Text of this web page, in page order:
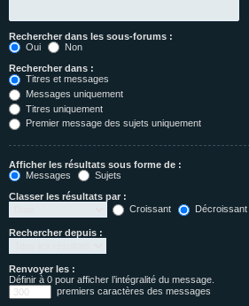
Rechercher dans les sous-forums :
Oui
Non
Rechercher dans :
Titres et messages
Messages uniquement
Titres uniquement
Premier message des sujets uniquement
Afficher les résultats sous forme de :
Messages
Sujets
Classer les résultats par :
Croissant
Décroissant
Rechercher depuis :
Renvoyer les :
Définir à 0 pour afficher l’intégralité du message.
premiers caractères des messages